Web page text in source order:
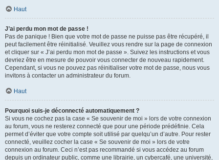
Haut
J’ai perdu mon mot de passe !
Pas de panique ! Bien que votre mot de passe ne puisse pas être récupéré, il
peut facilement être réinitialisé. Veuillez vous rendre sur la page de connexion
et cliquer sur « J’ai perdu mon mot de passe ». Suivez les instructions et vous
devriez être en mesure de pouvoir vous connecter de nouveau rapidement.
Cependant, si vous ne pouvez pas réinitialiser votre mot de passe, nous vous
invitons à contacter un administrateur du forum.
Haut
Pourquoi suis-je déconnecté automatiquement ?
Si vous ne cochez pas la case « Se souvenir de moi » lors de votre connexion
au forum, vous ne resterez connecté que pour une période prédéfinie. Cela
permet d’éviter que votre compte soit utilisé par quelqu’un d’autre. Pour rester
connecté, veuillez cocher la case « Se souvenir de moi » lors de votre
connexion au forum. Ceci n’est pas recommandé si vous accédez au forum
depuis un ordinateur public, comme une librairie, un cybercafé, une université,